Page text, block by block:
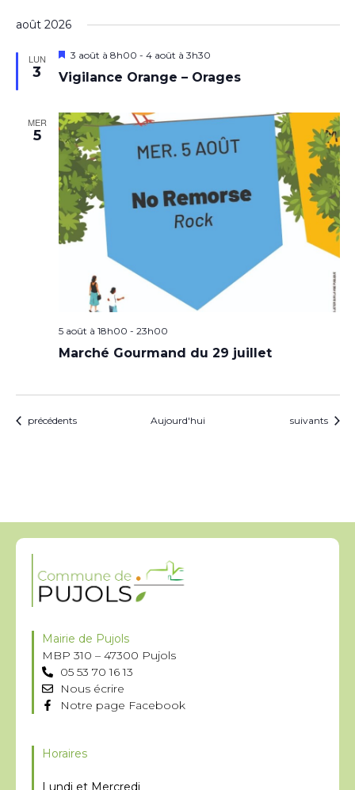
août 2026
LUN
3
Mis
avant
3 août à 8h00 - 4 août à 3h30
Vigilance Orange – Orages
MER
5
5 août à 18h00 - 23h00
Marché Gourmand du 29 juillet
Évènements
précédents Aujourd'hui Évènements
suivants
Mairie de Pujols
MBP 310 – 47300 Pujols
05 53 70 16 13
Nous écrire
Notre page Facebook
Horaires
Lundi et Mercredi